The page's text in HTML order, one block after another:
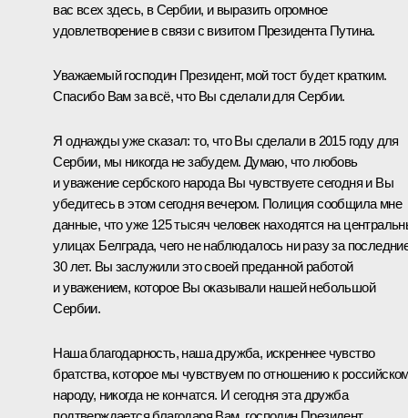
вас всех здесь, в Сербии, и выразить огромное
удовлетворение в связи с визитом Президента Путина.
Уважаемый господин Президент, мой тост будет кратким.
Спасибо Вам за всё, что Вы сделали для Сербии.
Я однажды уже сказал: то, что Вы сделали в 2015 году для
Сербии, мы никогда не забудем. Думаю, что любовь
и уважение сербского народа Вы чувствуете сегодня и Вы
убедитесь в этом сегодня вечером. Полиция сообщила мне
данные, что уже 125 тысяч человек находятся на
улицах Белграда, чего не наблюдалось ни разу за
30 лет. Вы заслужили это своей преданной работой
и уважением, которое Вы оказывали нашей небольшой
Сербии.
Наша благодарность, наша дружба, искреннее чувство
братства, которое мы чувствуем по отношению к
народу, никогда не кончатся. И сегодня эта дружба